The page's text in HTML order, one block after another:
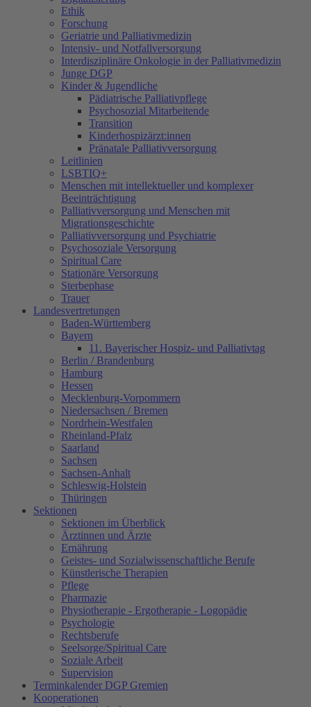
Ethik
Forschung
Geriatrie und Palliativmedizin
Intensiv- und Notfallversorgung
Interdisziplinäre Onkologie in der Palliativmedizin
Junge DGP
Kinder & Jugendliche
Pädiatrische Palliativpflege
Psychosozial Mitarbeitende
Transition
Kinderhospizärzt:innen
Pränatale Palliativversorgung
Leitlinien
LSBTIQ+
Menschen mit intellektueller und komplexer
Beeinträchtigung
Palliativversorgung und Menschen mit
Migrationsgeschichte
Palliativversorgung und Psychiatrie
Psychosoziale Versorgung
Spiritual Care
Stationäre Versorgung
Sterbephase
Trauer
Landesvertretungen
Baden-Württemberg
Bayern
11. Bayerischer Hospiz- und Palliativtag
Berlin / Brandenburg
Hamburg
Hessen
Mecklenburg-Vorpommern
Niedersachsen / Bremen
Nordrhein-Westfalen
Rheinland-Pfalz
Saarland
Sachsen
Sachsen-Anhalt
Schleswig-Holstein
Thüringen
Sektionen
Sektionen im Überblick
Ärztinnen und Ärzte
Ernährung
Geistes- und Sozialwissenschaftliche Berufe
Künstlerische Therapien
Pflege
Pharmazie
Physiotherapie - Ergotherapie - Logopädie
Psychologie
Rechtsberufe
Seelsorge/Spiritual Care
Soziale Arbeit
Supervision
Terminkalender DGP Gremien
Kooperationen